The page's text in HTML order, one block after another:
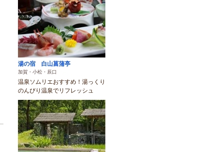
湯の宿 白山菖蒲亭
加賀・小松・辰口
温泉ソムリエおすすめ！湯っくり
のんびり温泉でリフレッシュ